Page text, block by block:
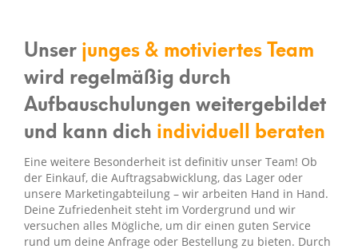
Unserjunges & motiviertes Team
wird regelmäßig durch
Aufbauschulungen weitergebildet
und kann dich individuell beraten
Eine weitere Besonderheit ist definitiv unser Team! Ob
der Einkauf, die Auftragsabwicklung, das Lager oder
unsere Marketingabteilung – wir arbeiten Hand in Hand.
Deine Zufriedenheit steht im Vordergrund und wir
versuchen alles Mögliche, um dir einen guten Service
rund um deine Anfrage oder Bestellung zu bieten. Durch